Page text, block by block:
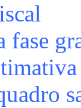
fase